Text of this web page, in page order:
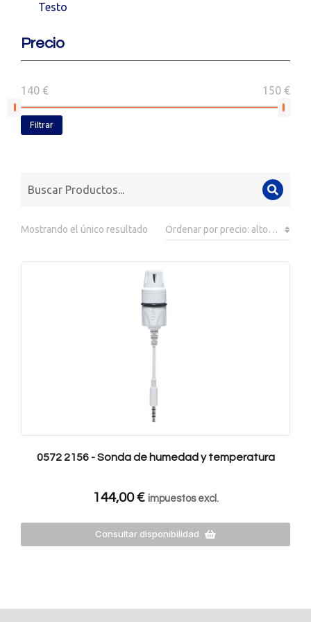
Testo
Precio
140 € 150 €
Filtrar
Mostrando el único resultado
0572 2156 - Sonda de humedad y temperatura
144,00€ impuestos excl.
Consultar disponibilidad